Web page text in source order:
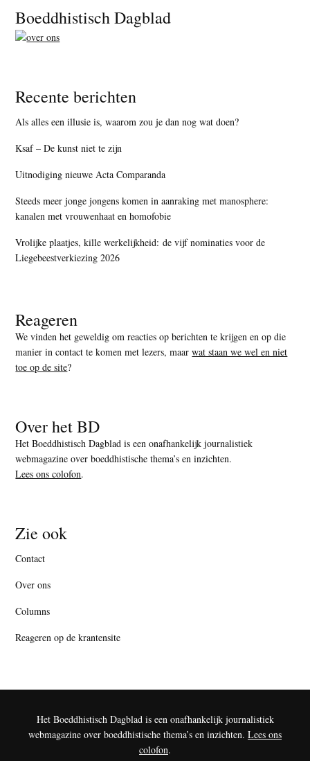
Footer
Boeddhistisch Dagblad
Recente berichten
Als alles een illusie is, waarom zou je dan nog wat doen?
Ksaf – De kunst niet te zijn
Uitnodiging nieuwe Acta Comparanda
Steeds meer jonge jongens komen in aanraking met manosphere:
kanalen met vrouwenhaat en homofobie
Vrolijke plaatjes, kille werkelijkheid: de vijf nominaties voor de
Liegebeestverkiezing 2026
Reageren
We vinden het geweldig om reacties op berichten te krijgen en op die
manier in contact te komen met lezers, maarwat staan we wel en niet
toe op de site?
Over het BD
Het Boeddhistisch Dagblad is een onafhankelijk journalistiek
webmagazine over boeddhistische thema’s en inzichten.
Lees ons colofon.
Zie ook
Contact
Over ons
Columns
Reageren op de krantensite
Het Boeddhistisch Dagblad is een onafhankelijk journalistiek
webmagazine over boeddhistische thema’s en inzichten. Lees ons
colofon.